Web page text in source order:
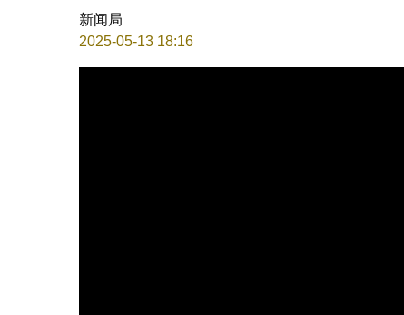
新闻局
2025-05-13 18:16